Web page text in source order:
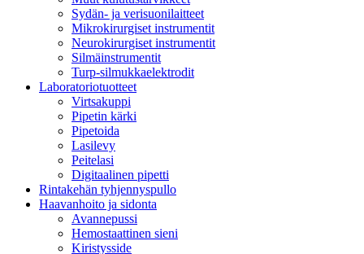
Sydän- ja verisuonilaitteet
Mikrokirurgiset instrumentit
Neurokirurgiset instrumentit
Silmäinstrumentit
Turp-silmukkaelektrodit
Laboratoriotuotteet
Virtsakuppi
Pipetin kärki
Pipetoida
Lasilevy
Peitelasi
Digitaalinen pipetti
Rintakehän tyhjennyspullo
Haavanhoito ja sidonta
Avannepussi
Hemostaattinen sieni
Kiristysside